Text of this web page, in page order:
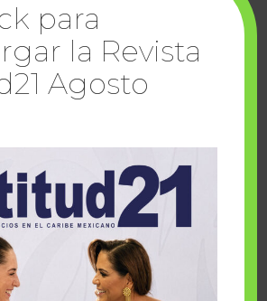
inspira; cumplen
Mayakoba y Make-A-Wish
para
la Revista
Agosto